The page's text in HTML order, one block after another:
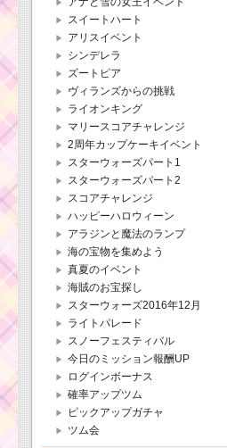
スイートハート
アリスイベント
シンデレラ
ズートピア
ヴィランズからの挑戦
ライオンキング
マリースコアチャレンジ
2周年カップケーキイベント
スターウォーズパート1
スターウォーズパート2
スコアチャレンジ
ハッピーハロウィーン
アラジンと魔法のランプ
海の宝物を集めよう
真夏のイベント
海賊のお宝探し
スターウォーズ2016年12月
ライトパレード
スノーフェスティバル
今日のミッション報酬UP
ログインボーナス
確率アップツム
ピックアップガチャ
ツム会